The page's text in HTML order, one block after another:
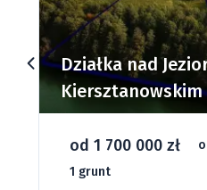
Działki
Dąbrowa Mała
od 93 280 zł